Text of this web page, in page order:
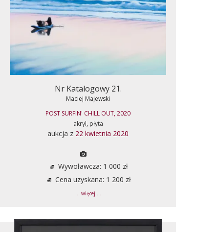
Nr Katalogowy 21.
Maciej Majewski
POST SURFIN' CHILL OUT, 2020
akryl, płyta
aukcja z 22 kwietnia 2020
Wywoławcza: 1 000 zł
Cena uzyskana: 1 200 zł
... więcej ...